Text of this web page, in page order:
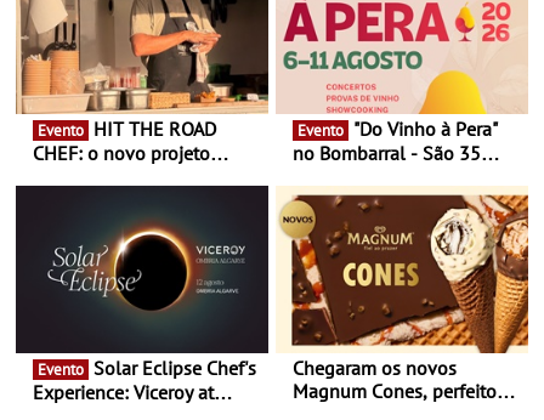
Evento
CHEF: o novo projeto
conceito gastronómico
itinerante que percorre
Portugal
Evento
no Bombarral - São 35
prova e seis dias de
experiências
Evento
Experience: Viceroy at
Chegaram os novos
Magnum Cones, perfeitos